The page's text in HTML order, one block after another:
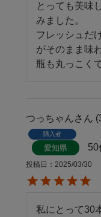
とっても美味
みました。
フレッシュだ
がそのまま味
瓶も丸っこく
つっちゃん
購入者
愛知県 50
投稿日 2025/03/30
私にとって30